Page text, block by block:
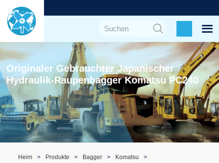
Originaler Gebrauchter Japanischer
Hydraulik-Raupenbagger Komatsu PC240
Heim Produkte Bagger
Komatsu